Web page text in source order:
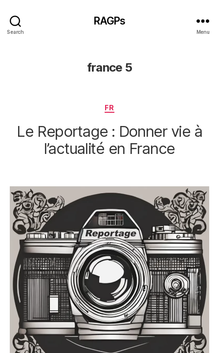
Search
RAGPs
Menu
france 5
Categories
FR
Le Reportage : Donner vie à
l’actualité en France